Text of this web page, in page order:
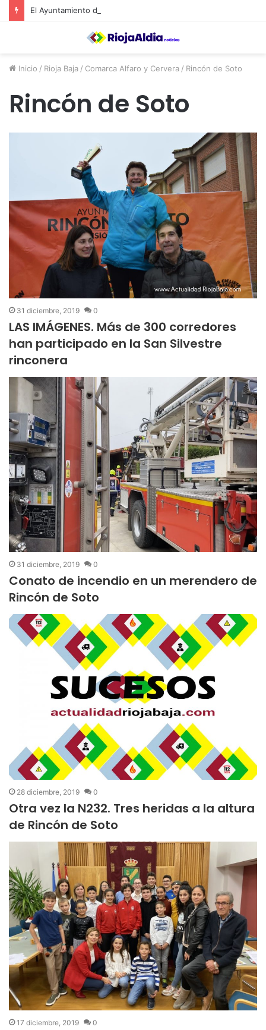
Inicio / Rioja Baja / Comarca Alfaro y Cervera / Rincón de Soto
Rincón de Soto
31 diciembre, 2019 0
LAS IMÁGENES. Más de 300 corredores
han participado en la San Silvestre
rinconera
31 diciembre, 2019 0
Conato de incendio en un merendero de
Rincón de Soto
28 diciembre, 2019 0
Otra vez la N232. Tres heridas a la altura
de Rincón de Soto
17 diciembre, 2019 0